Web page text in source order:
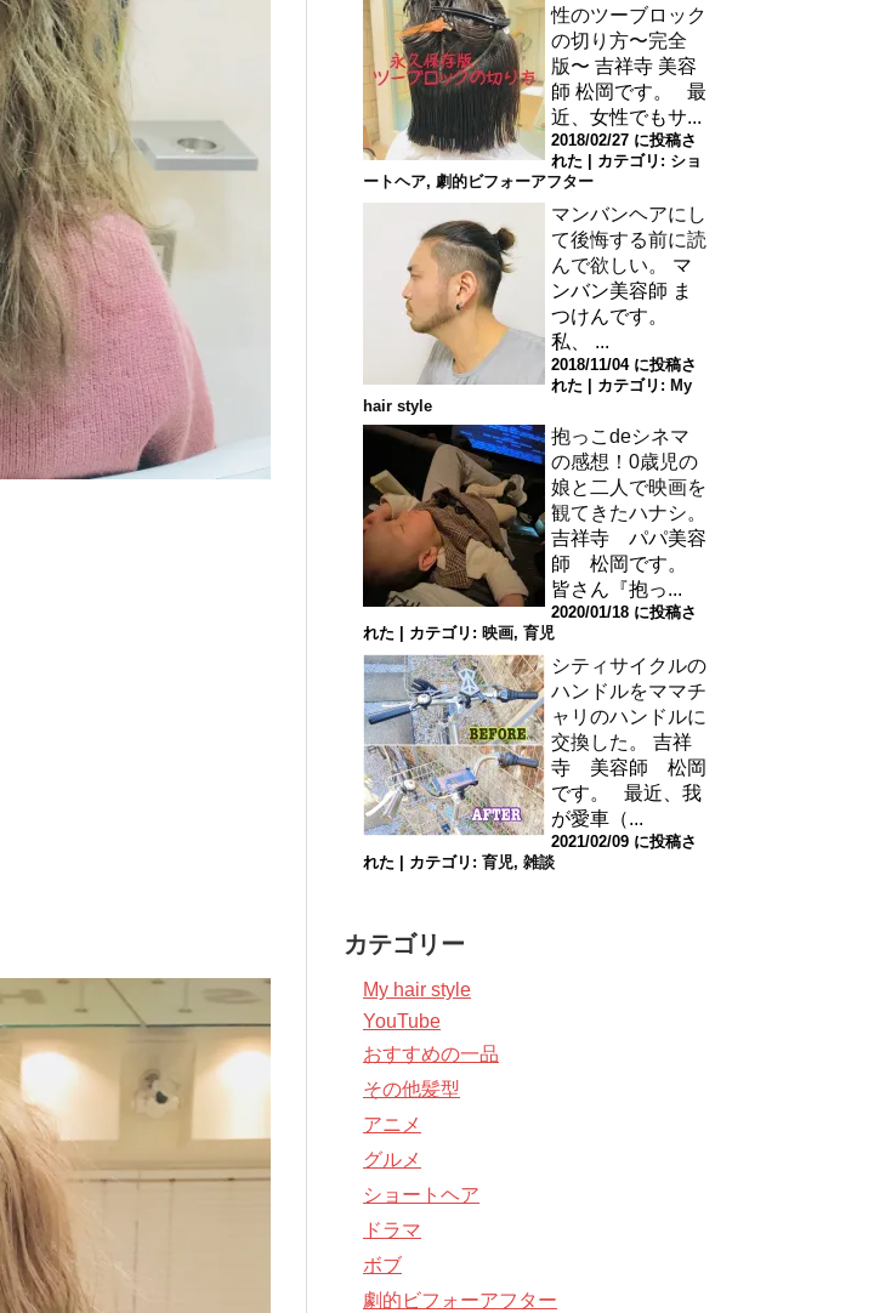
性のツーブロック
の切り方〜完全
版〜 吉祥寺 美容
師 松岡です。 最
近、女性でもサ...
2018/02/27 に投稿さ
れた
カテゴリ: ショ
ートヘア, 劇的ビフォーアフター
マンバンヘアにし
て後悔する前に読
んで欲しい。
マ
ンバン美容師 ま
つけんです。
私、 ...
2018/11/04 に投稿さ
れた
カテゴリ: My
hair style
抱っこdeシネマ
の感想！0歳児の
娘と二人で映画を
観てきたハナシ。
吉祥寺 パパ美容
師 松岡です。
皆さん『抱っ...
2020/01/18 に投稿さ
れた
カテゴリ: 映画, 育児
シティサイクルの
ハンドルをママチ
ャリのハンドルに
交換した。
吉祥
寺 美容師 松岡
です。 最近、我
が愛車（...
2021/02/09 に投稿さ
れた
カテゴリ: 育児, 雑談
カテゴリー
My hair style
YouTube
おすすめの一品
その他髪型
アニメ
グルメ
ショートヘア
ドラマ
ボブ
劇的ビフォーアフター